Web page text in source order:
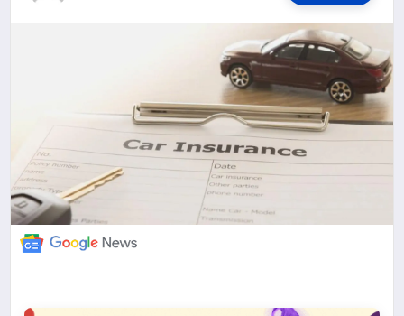
KÜNYE
İLETIŞIM